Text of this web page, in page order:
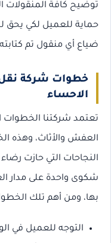
توضيح كافة المنقولات
حماية للعميل لكي يحق
ضياع أي منقول تم كتابته
خطوات شركة
الاحساء
تعتمد شركتنا الخطوات
العفش والأثاث، وهذه
النجاحات التي حازت
شكوى واحدة على مدار
بها، ومن أهم تلك
التوجه للعميل في